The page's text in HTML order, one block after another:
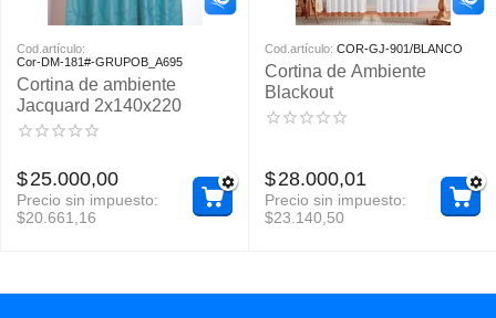
Cod.artículo:
Cor-DM-181#-GRUPOB_A695
Cortina de ambiente
Jacquard 2x140x220
$25.000,00
Precio sin impuesto:
$20.661,16
Cod.artículo: COR-GJ-901/BLANCO
Cortina de Ambiente
Blackout
$28.000,01
Precio sin impuesto:
$23.140,50